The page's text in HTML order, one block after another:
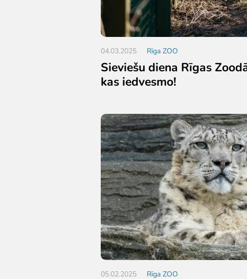
04.03.2025 Rīga ZOO
Sieviešu diena Rīgas
kas iedvesmo!
05.02.2025 Rīga ZOO